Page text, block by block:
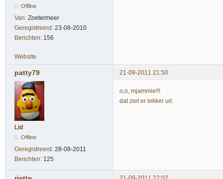
Offline
Van: Zoetermeer
Geregistreerd: 23-08-2010
Berichten: 156
Website
patty79 21-09-2011 21:50
Lid
Offline
Geregistreerd: 28-08-2011
Berichten: 125
o,o, mjammie!!!
dat ziet er lekker uit.